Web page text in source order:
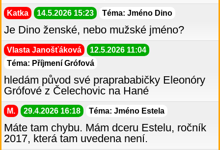
Katka 14.5.2026 15:23 Téma: Jméno Dino
Je Dino ženské, nebo mužské jméno?
Vlasta Janošťáková
12.5.2026 11:04
Téma: Příjmení Grófová
hledám původ své praprababičky Eleonóry
Grófové z Čelechovic na Hané
M. 29.4.2026 16:18 Téma: Jméno Estela
Máte tam chybu. Mám dceru Estelu, ročník
2017, která tam uvedena není.